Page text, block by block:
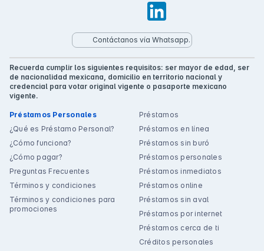
Contáctanos vía Whatsapp.
Recuerda cumplir los siguientes requisitos: ser mayor de edad, ser
de nacionalidad mexicana, domicilio en territorio nacional y
credencial para votar original vigente o pasaporte mexicano
vigente.
Préstamos Personales
¿Qué es Préstamo Personal?
¿Cómo funciona?
¿Cómo pagar?
Preguntas Frecuentes
Términos y condiciones
Términos y condiciones para
promociones
Préstamos
Préstamos en línea
Préstamos sin buró
Préstamos personales
Préstamos inmediatos
Préstamos online
Préstamos sin aval
Préstamos por internet
Préstamos cerca de ti
Créditos personales